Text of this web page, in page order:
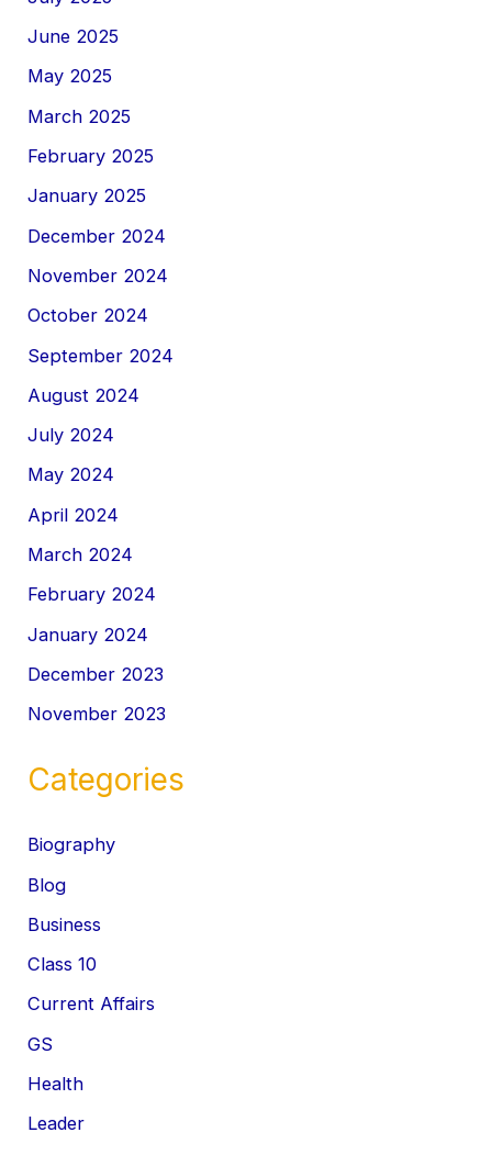
June 2025
May 2025
March 2025
February 2025
January 2025
December 2024
November 2024
October 2024
September 2024
August 2024
July 2024
May 2024
April 2024
March 2024
February 2024
January 2024
December 2023
November 2023
Categories
Biography
Blog
Business
Class 10
Current Affairs
GS
Health
Leader